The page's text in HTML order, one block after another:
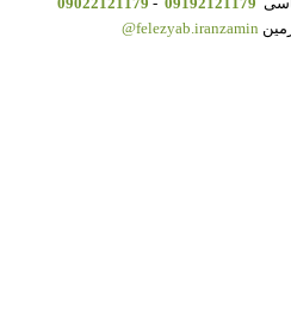
felezyab.iranzamin@